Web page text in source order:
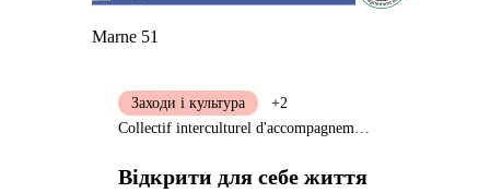
Marne 51
Відкрити для себе життя
Заходи і культура
+2